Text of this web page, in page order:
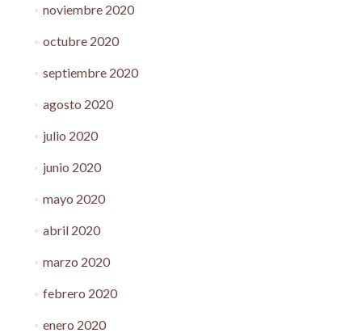
noviembre 2020
octubre 2020
septiembre 2020
agosto 2020
julio 2020
junio 2020
mayo 2020
abril 2020
marzo 2020
febrero 2020
enero 2020